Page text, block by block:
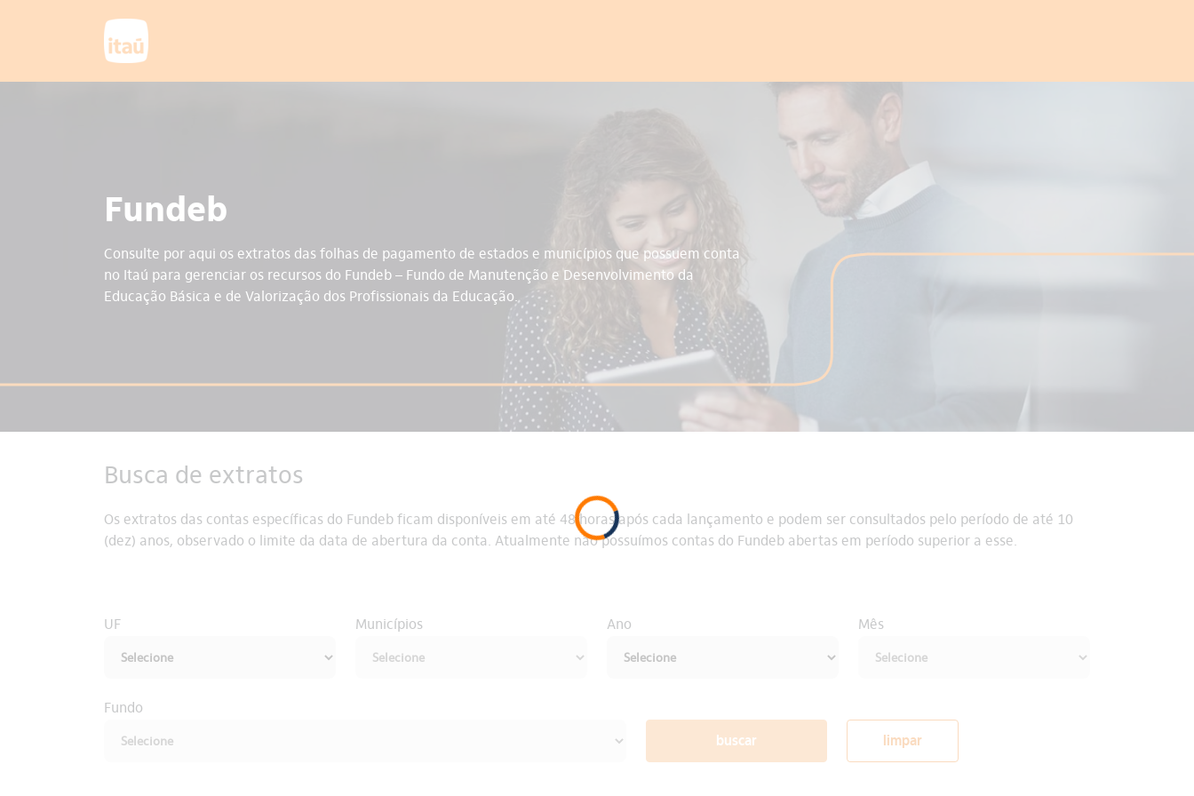
Fundeb
Consulte por aqui os extratos das folhas de pagamento de estados e municípios que possuem conta
no Itaú para gerenciar os recursos do Fundeb – Fundo de Manutenção e Desenvolvimento da
Educação Básica e de Valorização dos Profissionais da Educação.
Busca de extratos
Os extratos das contas específicas do Fundeb ficam disponíveis em até 48 horas após cada lançamento e podem ser consultados pelo período de até 10
(dez) anos, observado o limite da data de abertura da conta. Atualmente não possuímos contas do Fundeb abertas em período superior a esse.
UF Municípios Ano Mês
Fundo
buscar limpar